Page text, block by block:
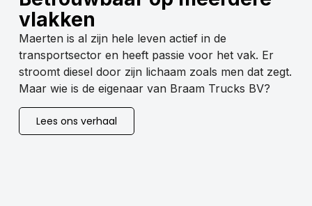
vlakken
Maerten is al zijn hele leven actief in de
transportsector en heeft passie voor het vak. Er
stroomt diesel door zijn lichaam zoals men dat zegt.
Maar wie is de eigenaar van Braam Trucks BV?
Lees ons verhaal